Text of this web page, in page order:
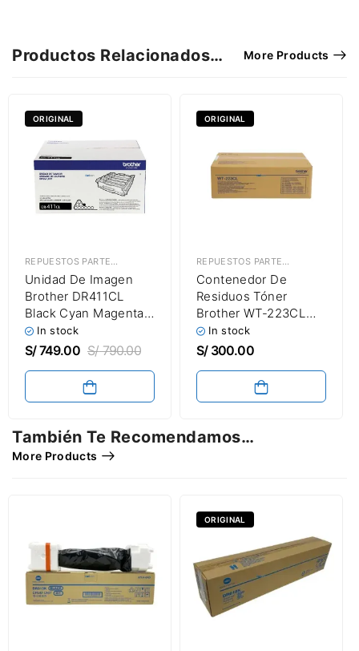
Productos Relacionados… More Products
ORIGINAL
REPUESTOS PARTES & PIEZAS UNIDAD DE IMAGEN | DRUM UNIT
Unidad De Imagen
Brother DR411CL
Black Cyan Magenta
Amarillo 50,000
Páginas
In stock
S/749.00 S/790.00
ORIGINAL
REPUESTOS PARTES & PIEZAS
Contenedor De
Residuos Tóner
Brother WT-223CL
Multifuncional HL-
L3210CW / HL-
L3270CDW / HL-
L3290CDW / MFC-
L3750CDW / MFC-
L3770CDW Waste
In stock
S/300.00
También Te Recomendamos…
More Products
ORIGINAL